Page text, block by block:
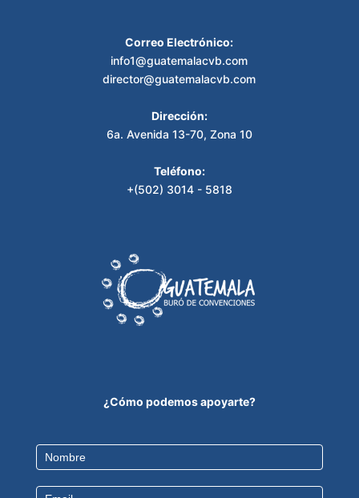
Correo Electrónico:
info1@guatemalacvb.com
director@guatemalacvb.com
Dirección:
6a. Avenida 13-70, Zona 10
Teléfono:
+(502) 3014 - 5818
¿Cómo podemos apoyarte?
Contact
Us